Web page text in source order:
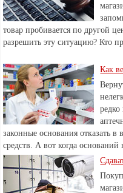
товар пробивается по другой
разрешить эту ситуацию? Кто
Как
редко
законные основания отказать в
средств. А вот когда оснований